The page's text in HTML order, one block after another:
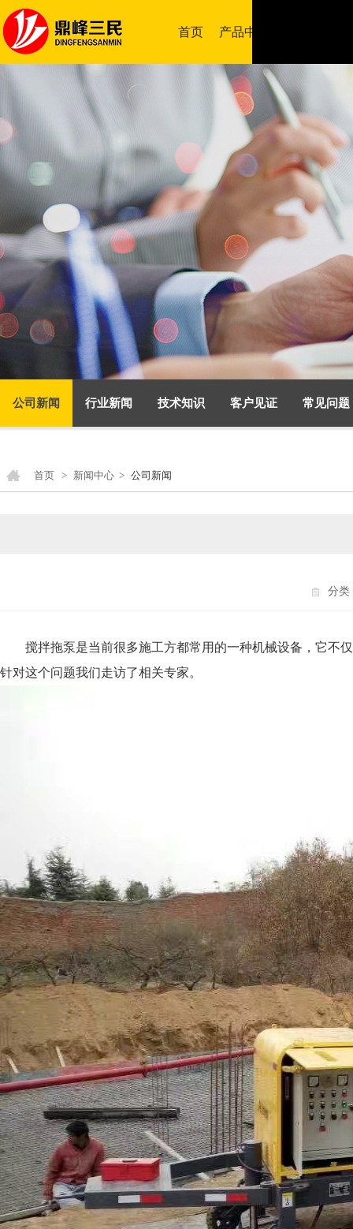
首页 产品中心
公司新闻 行业新闻 技术知识 客户见证 常见问题
首页 > 新闻中心 > 公司新闻
分类
搅拌拖泵是当前很多施工方都常用的一种机械设备，它不
针对这个问题我们走访了相关专家。